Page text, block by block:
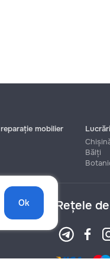
Ok
mobilier
Bălți
Rețele